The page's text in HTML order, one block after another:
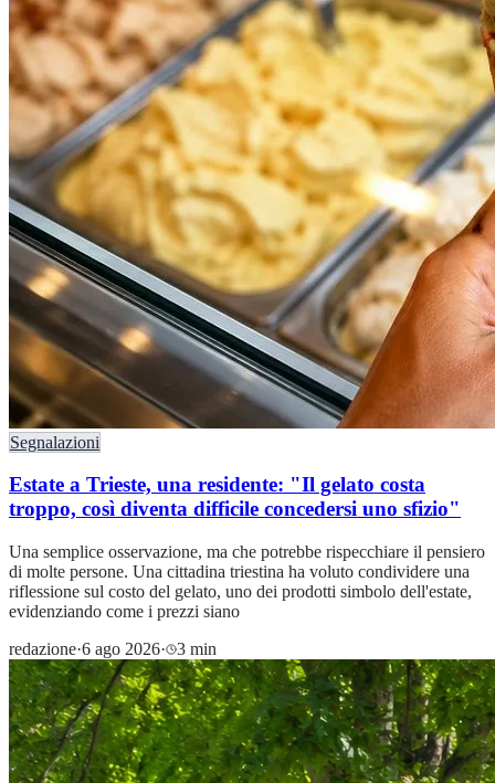
Segnalazioni
Estate a Trieste, una residente: "Il gelato costa
troppo, così diventa difficile concedersi uno sfizio"
Una semplice osservazione, ma che potrebbe rispecchiare il pensiero
di molte persone. Una cittadina triestina ha voluto condividere una
riflessione sul costo del gelato, uno dei prodotti simbolo dell'estate,
evidenziando come i prezzi siano
redazione·6 ago 2026· 3 min